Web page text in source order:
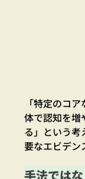
「特定のコ
体で認知を増
る」という考
要なエビデン
手法では